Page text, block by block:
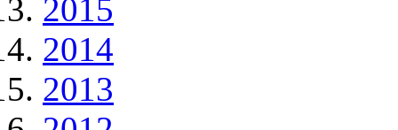
2015
2014
2013